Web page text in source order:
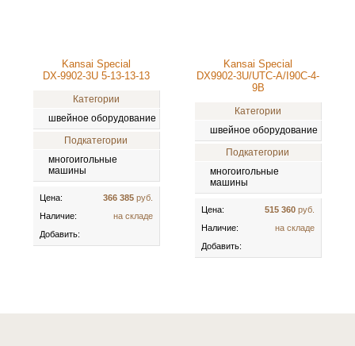
Kansai Special
DX-9902-3U 5-13-13-13
Категории
швейное оборудование
Подкатегории
многоигольные
машины
Цена: 366 385руб.
Наличие:
на складе
Добавить:
Kansai Special
DX9902-3U/UTC-A/I90C-4-
9B
Категории
швейное оборудование
Подкатегории
многоигольные
машины
Цена: 515 360руб.
Наличие:
на складе
Добавить: